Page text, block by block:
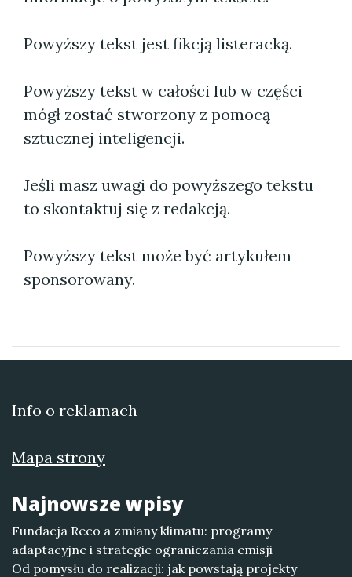
Powyższy tekst jest fikcją listeracką.
Powyższy tekst w całości lub w części
mógł zostać stworzony z pomocą
sztucznej inteligencji.
Jeśli masz uwagi do powyższego tekstu
to skontaktuj się z redakcją.
Powyższy tekst może być artykułem
sponsorowany.
Info o reklamach
Mapa strony
Najnowsze wpisy
Fundacja Reco a zmiany klimatu: programy
adaptacyjne i strategie ograniczania emisji
Od pomysłu do realizacji: jak powstają projekty